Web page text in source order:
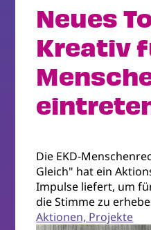
Neues
Kreativ
Die EKD-
Gleich" hat ein
Impulse liefert, um
die Stimme zu
Aktionen, Projekte